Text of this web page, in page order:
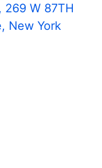
269 W 87TH
New York